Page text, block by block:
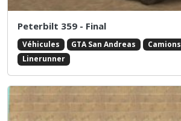
Peterbilt 359 - Final
Véhicules GTA San Andreas Camions
Linerunner